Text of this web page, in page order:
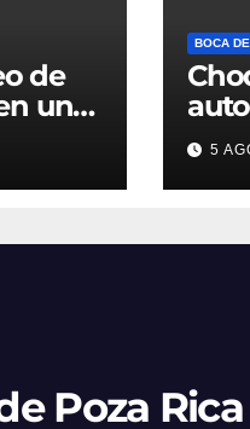
de
una
a
y
BOCA
en
tres
5
Poza Rica